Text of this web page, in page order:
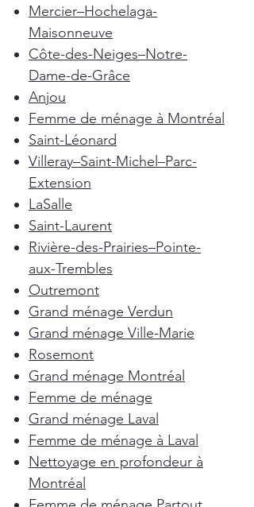
Mercier–Hochelaga-
Maisonneuve
Côte-des-Neiges–Notre-
Dame-de-Grâce
Anjou
Femme de ménage à Montréal
Saint-Léonard
Villeray–Saint-Michel–Parc-
Extension
LaSalle
Saint-Laurent
Rivière-des-Prairies–Pointe-
aux-Trembles
Outremont
Grand ménage Verdun
Grand ménage Ville-Marie
Rosemont
Grand ménage Montréal
Femme de ménage
Grand ménage Laval
Femme de ménage à Laval
Nettoyage en profondeur à
Montréal